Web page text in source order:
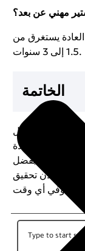
مهني عن بعد؟
يستغرق من
1.5 إلى 3 سنوات.
الخاتمة
السعودية
يمثل
مهاراتهم وزيادة
اليومية. بفضل
يمكنك الآن تحقيق